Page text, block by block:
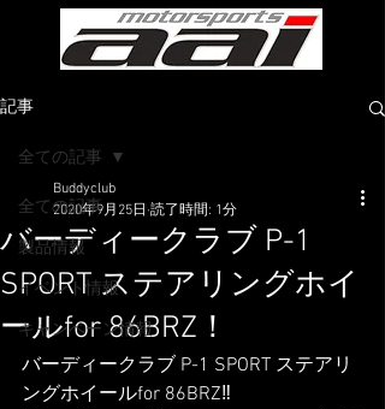
記事
全ての記事
製品情報
イベント情報
キャンペーン情報
全ての記事
バーディークラブ P-1
SPORT ステアリングホイ
ールfor 86BRZ！
Buddyclub
2020年9月25日 読了時間: 1分
バーディークラブ P-1 SPORT ステアリ
ングホイールfor 86BRZ‼️